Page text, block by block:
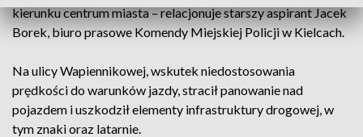
kierunku centrum miasta – relacjonuje starszy aspirant Jacek
Borek, biuro prasowe Komendy Miejskiej Policji w Kielcach.
Na ulicy Wapiennikowej, wskutek niedostosowania
prędkości do warunków jazdy, stracił panowanie nad
pojazdem i uszkodził elementy infrastruktury drogowej, w
tym znaki oraz latarnie.